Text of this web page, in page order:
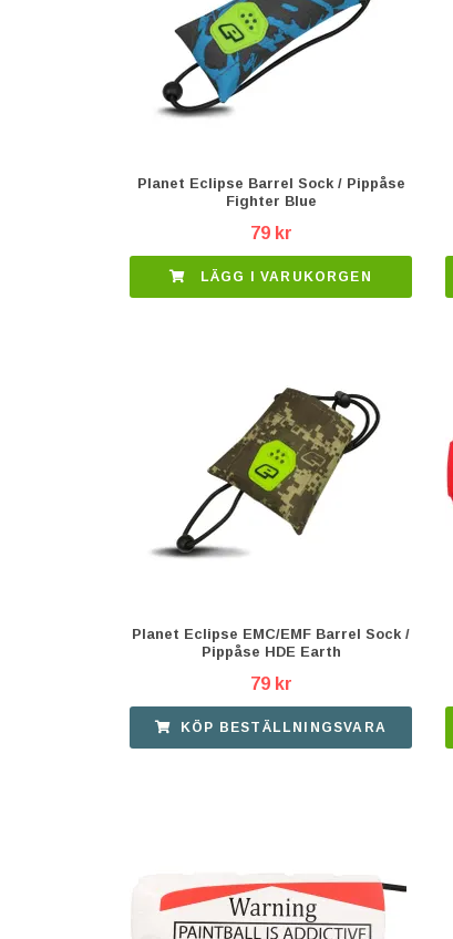
Planet Eclipse Barrel Sock / Pippåse
Fighter Blue
79 kr
LÄGG I VARUKORGEN
Planet Eclipse EMC/EMF Barrel Sock /
Pippåse HDE Earth
79 kr
KÖP BESTÄLLNINGSVARA